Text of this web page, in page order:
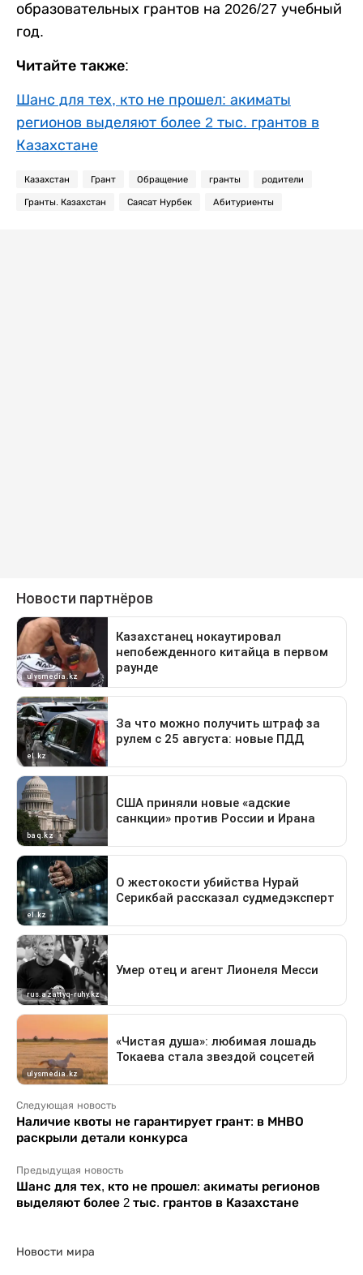
образовательных грантов на 2026/27 учебный
год.
Читайте также:
Шанс для тех, кто не прошел: акиматы
регионов выделяют более 2 тыс. грантов в
Казахстане
Казахстан Грант Обращение гранты родители
Гранты. Казахстан Саясат Нурбек Абитуриенты
Следующая новость
Наличие квоты не гарантирует грант: в МНВО
раскрыли детали конкурса
Предыдущая новость
Шанс для тех, кто не прошел: акиматы регионов
выделяют более 2 тыс. грантов в Казахстане
Новости мира